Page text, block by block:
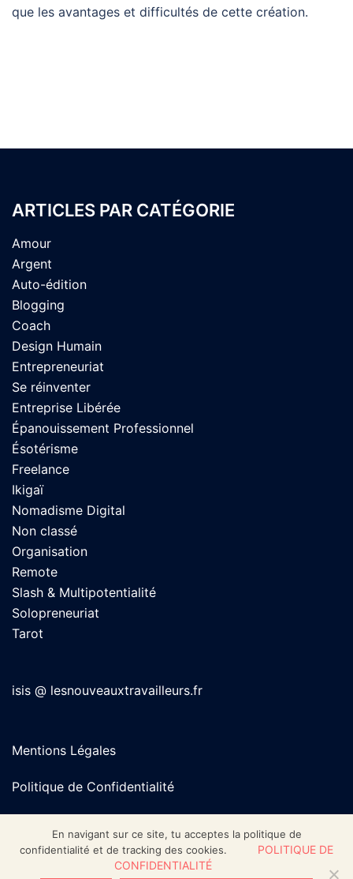
que les avantages et difficultés de cette création.
ARTICLES PAR CATÉGORIE
Amour
Argent
Auto-édition
Blogging
Coach
Design Humain
Entrepreneuriat
Se réinventer
Entreprise Libérée
Épanouissement Professionnel
Ésotérisme
Freelance
Ikigaï
Nomadisme Digital
Non classé
Organisation
Remote
Slash & Multipotentialité
Solopreneuriat
Tarot
isis @ lesnouveauxtravailleurs.fr
Mentions Légales
Politique de Confidentialité
En navigant sur ce site, tu acceptes la politique de
confidentialité et de tracking des cookies.
POLITIQUE DE
CONFIDENTIALITÉ